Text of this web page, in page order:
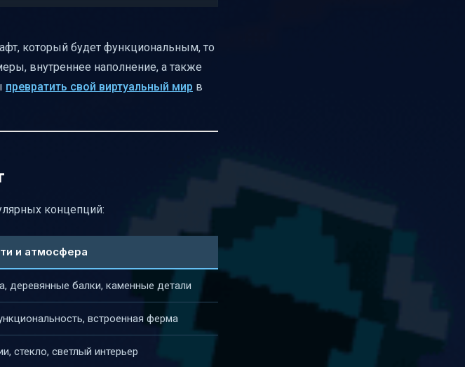
который будет функциональным, то
внутреннее наполнение, а также
превратить свой виртуальный мир в
концепций:
и атмосфера
деревянные балки, каменные детали
встроенная ферма
стекло, светлый интерьер